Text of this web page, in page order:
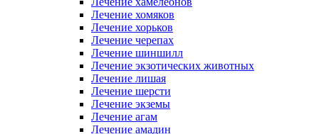
Лечение хомяков
Лечение хорьков
Лечение черепах
Лечение шиншилл
Лечение экзотических животных
Лечение лишая
Лечение шерсти
Лечение экземы
Лечение агам
Лечение амадин